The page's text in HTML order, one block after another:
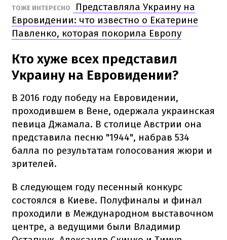
ТОЖЕ ИНТЕРЕСНО
Представляла Украину на
Евровидении: что известно о Екатерине
Павленко, которая покорила Европу
Кто хуже всех представил
Украину на Евровидении?
В 2016 году победу на Евровидении,
проходившем в Вене, одержала украинская
певица Джамала. В столице Австрии она
представила песню "1944", набрав 534
балла по результатам голосования жюри и
зрителей.
В следующем году песенный конкурс
состоялся в Киеве. Полуфиналы и финал
проходили в Международном выставочном
центре, а ведущими были Владимир